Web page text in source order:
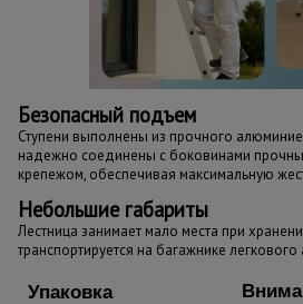
Безопасный подъем
Ступени выполнены из прочного
надежно соединены с боковинами
крепежом, обеспечивая максимальную
Небольшие габариты
Лестница занимает мало места при
транспортируется на багажнике
Упаковка